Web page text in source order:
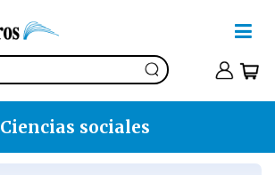
Ciencias sociales